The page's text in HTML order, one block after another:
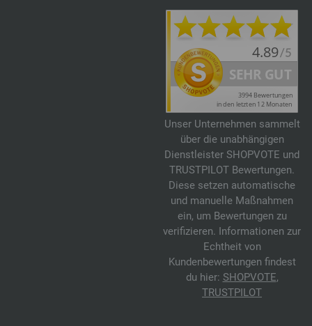
Unser Unternehmen sammelt
über die unabhängigen
Dienstleister SHOPVOTE und
TRUSTPILOT Bewertungen.
Diese setzen automatische
und manuelle Maßnahmen
ein, um Bewertungen zu
verifizieren. Informationen zur
Echtheit von
Kundenbewertungen findest
du hier: SHOPVOTE,
TRUSTPILOT